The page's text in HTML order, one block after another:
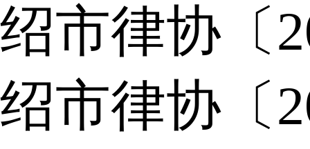
绍市律协〔
绍市律协〔